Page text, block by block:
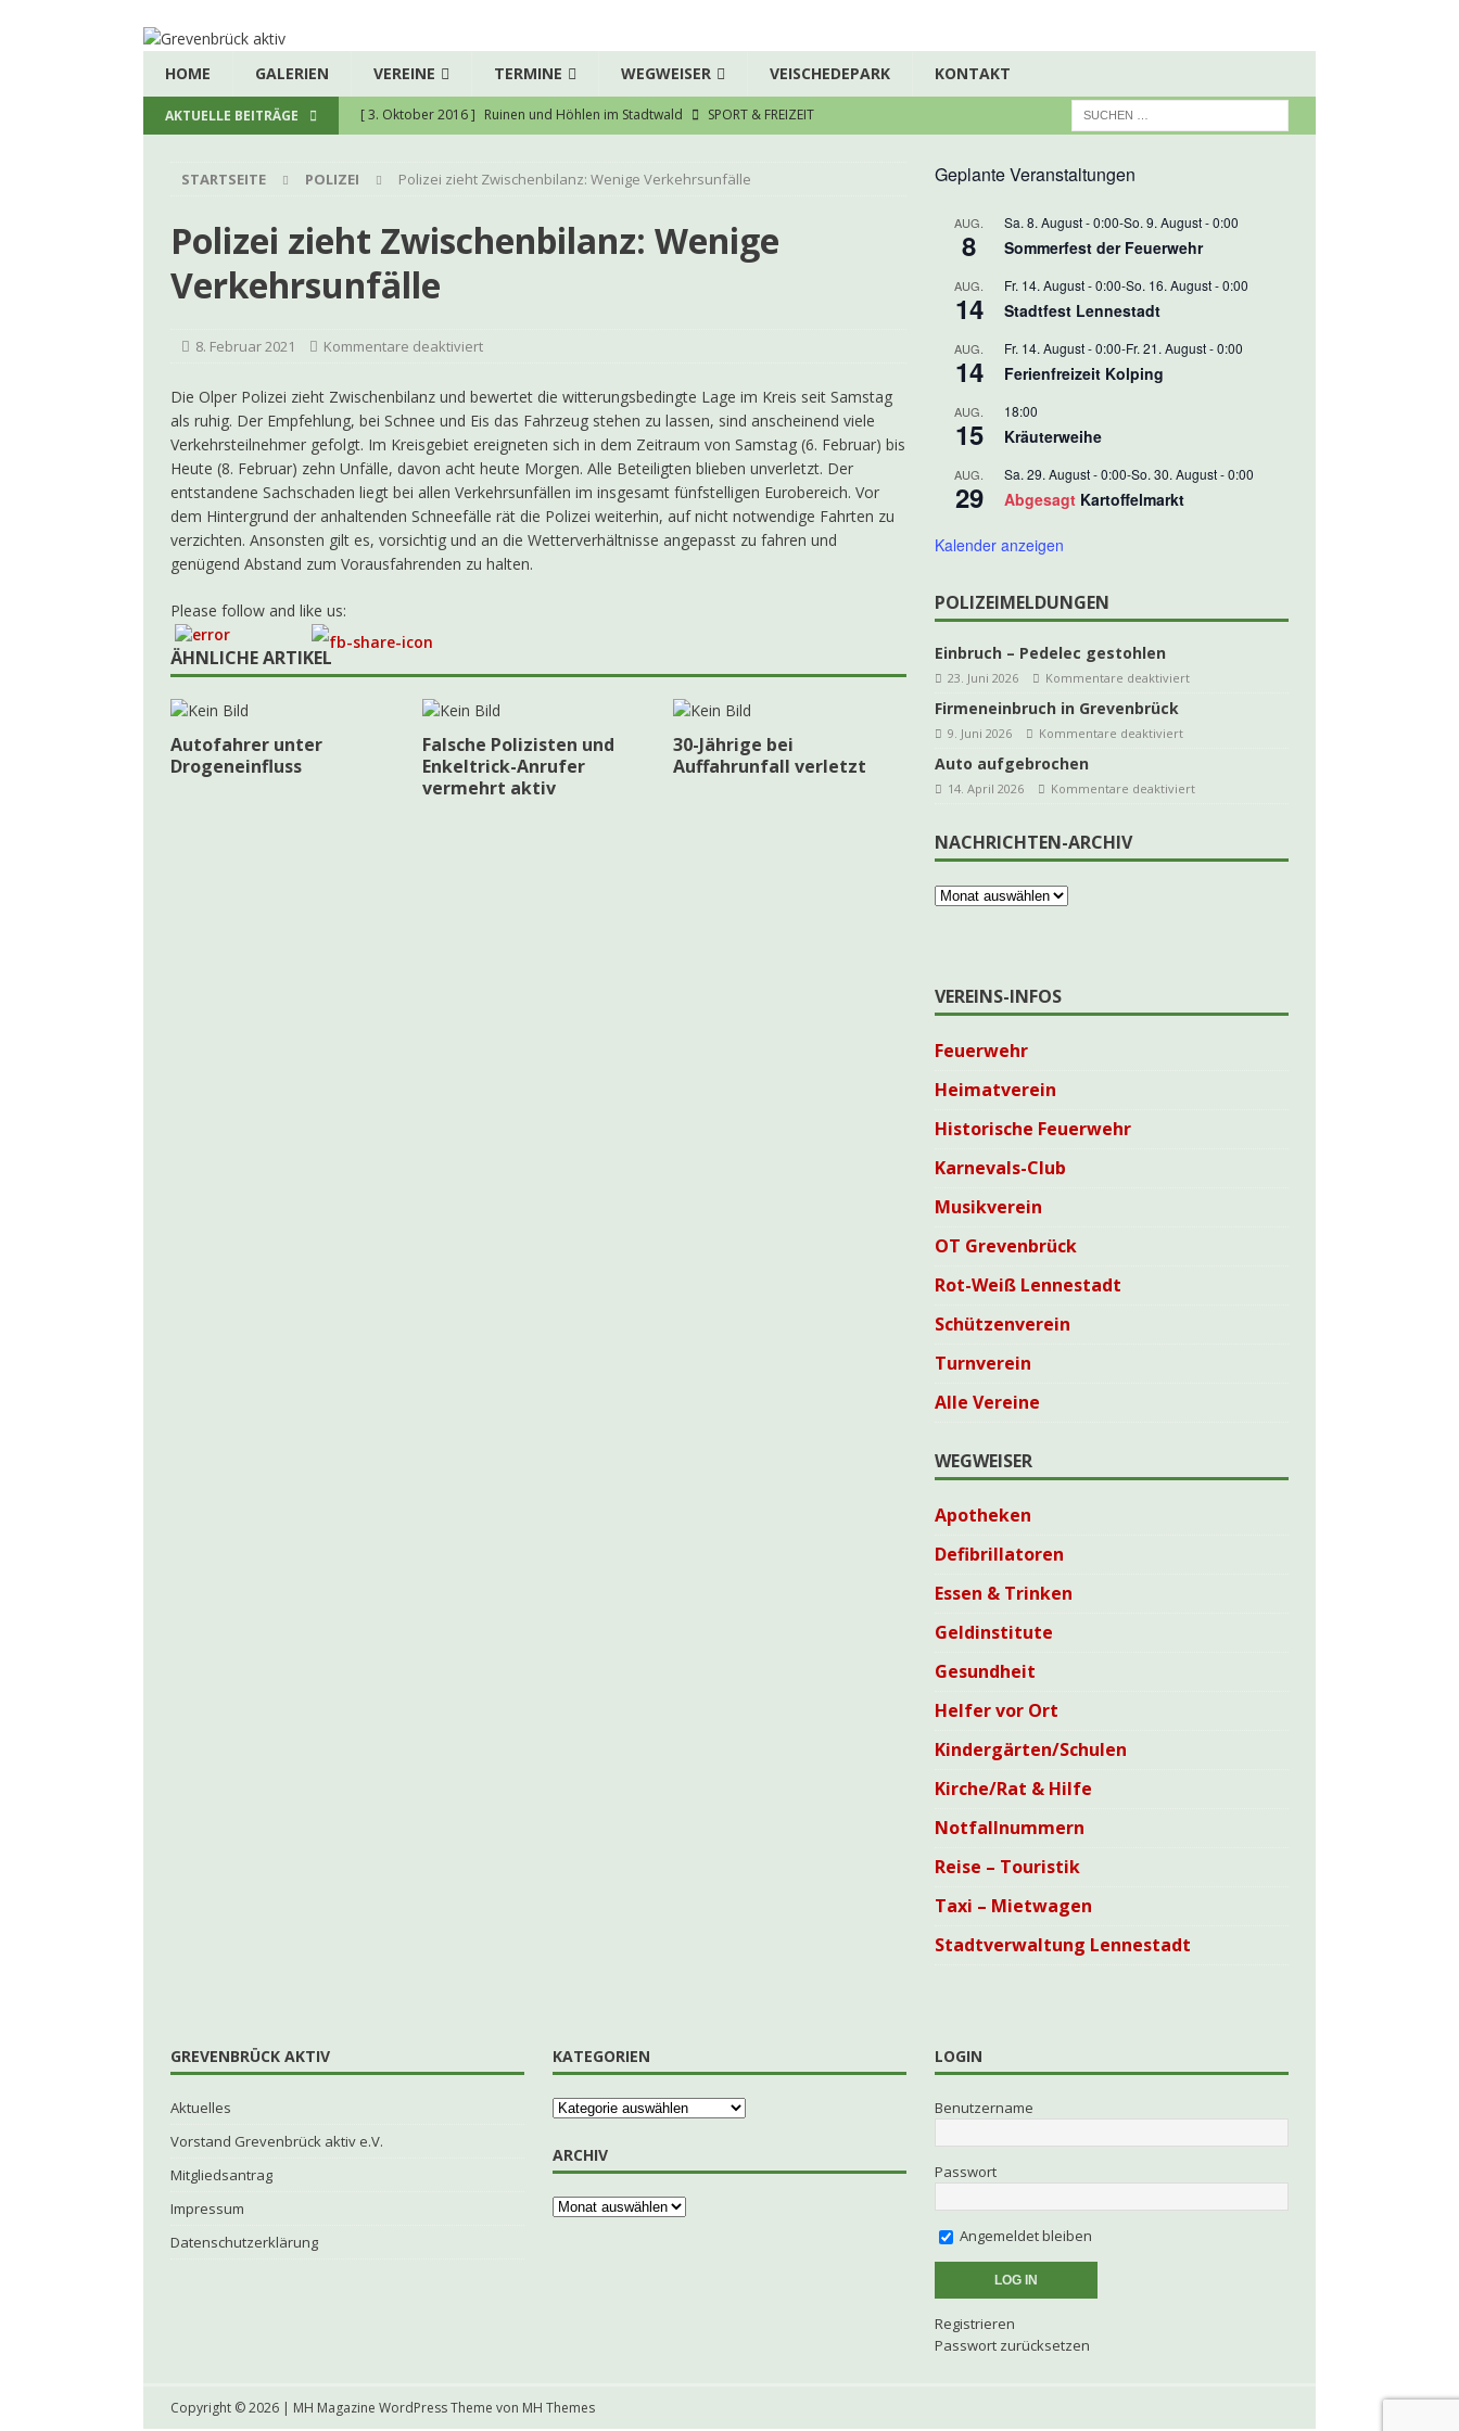
HOME GALERIEN VEREINE TERMINE WEGWEISER VEISCHEDEPARK KONTAKT
AKTUELLE BEITRÄGE [ 3. Oktober 2016 ] Ruinen und Höhlen im Stadtwald
SPORT & FREIZEIT
zukunftssichere hausärztliche Versorgung
AKTUELLES
[ 8. Juli 2026 ]
Spendenübergabe des Dreigestirns
AKTUELLES
[ 22. Juni 2026 ]
Jules e.V. freut sich über steigende Mitgliederzahlen
[ 12. Mai 2026 ] LEADER-Kleinprojektförderung für den Veischede Park
AKTUELLES
[ 4. Mai 2026 ]
100 Jahre Kolpingsfamilie: Nachhaltiges Projekt im Veischede Park
AKTUELLES
[ 19. April 2026 ] Jahreshauptversammlung kfd Grevenbrück
STARTSEITE POLIZEI Polizei zieht Zwischenbilanz: Wenige Verkehrsunfälle
Polizei zieht Zwischenbilanz: Wenige
Verkehrsunfälle
8. Februar 2021 Kommentare deaktiviert
Die Olper Polizei zieht Zwischenbilanz und bewertet die witterungsbedingte Lage im Kreis seit Samstag
als ruhig. Der Empfehlung, bei Schnee und Eis das Fahrzeug stehen zu lassen, sind anscheinend viele
Verkehrsteilnehmer gefolgt. Im Kreisgebiet ereigneten sich in dem Zeitraum von Samstag (6. Februar) bis
Heute (8. Februar) zehn Unfälle, davon acht heute Morgen. Alle Beteiligten blieben unverletzt. Der
entstandene Sachschaden liegt bei allen Verkehrsunfällen im insgesamt fünfstelligen Eurobereich. Vor
dem Hintergrund der anhaltenden Schneefälle rät die Polizei weiterhin, auf nicht notwendige Fahrten zu
verzichten. Ansonsten gilt es, vorsichtig und an die Wetterverhältnisse angepasst zu fahren und
genügend Abstand zum Vorausfahrenden zu halten.
Please follow and like us:
ÄHNLICHE ARTIKEL
Autofahrer unter
Drogeneinfluss
Falsche Polizisten und
Enkeltrick-Anrufer
vermehrt aktiv
30-Jährige bei
Auffahrunfall verletzt
Geplante Veranstaltungen
AUG.
8
Sa. 8. August - 0:00-So. 9. August - 0:00
Sommerfest der Feuerwehr
AUG.
14
Fr. 14. August - 0:00-So. 16. August - 0:00
Stadtfest Lennestadt
AUG.
14
Fr. 14. August - 0:00-Fr. 21. August - 0:00
Ferienfreizeit Kolping
AUG.
15
18:00
Kräuterweihe
AUG.
29
Sa. 29. August - 0:00-So. 30. August - 0:00
Abgesagt Kartoffelmarkt
Kalender anzeigen
POLIZEIMELDUNGEN
Einbruch – Pedelec gestohlen
23. Juni 2026 Kommentare deaktiviert
Firmeneinbruch in Grevenbrück
9. Juni 2026 Kommentare deaktiviert
Auto aufgebrochen
14. April 2026 Kommentare deaktiviert
NACHRICHTEN-ARCHIV
VEREINS-INFOS
Feuerwehr
Heimatverein
Historische Feuerwehr
Karnevals-Club
Musikverein
OT Grevenbrück
Rot-Weiß Lennestadt
Schützenverein
Turnverein
Alle Vereine
WEGWEISER
Apotheken
Defibrillatoren
Essen & Trinken
Geldinstitute
Gesundheit
Helfer vor Ort
Kindergärten/Schulen
Kirche/Rat & Hilfe
Notfallnummern
Reise – Touristik
Taxi – Mietwagen
Stadtverwaltung Lennestadt
GREVENBRÜCK AKTIV
Aktuelles
Vorstand Grevenbrück aktiv e.V.
Mitgliedsantrag
Impressum
Datenschutzerklärung
KATEGORIEN
ARCHIV
LOGIN
Benutzername
Passwort
Angemeldet bleiben
Registrieren
Passwort zurücksetzen
Copyright © 2026 | MH Magazine WordPress Theme von MH Themes